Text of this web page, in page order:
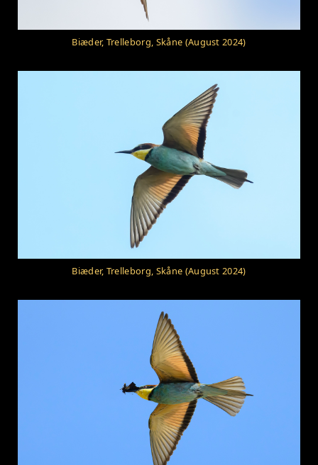
Biæder, Trelleborg, Skåne (August 2024)
Biæder, Trelleborg, Skåne (August 2024)